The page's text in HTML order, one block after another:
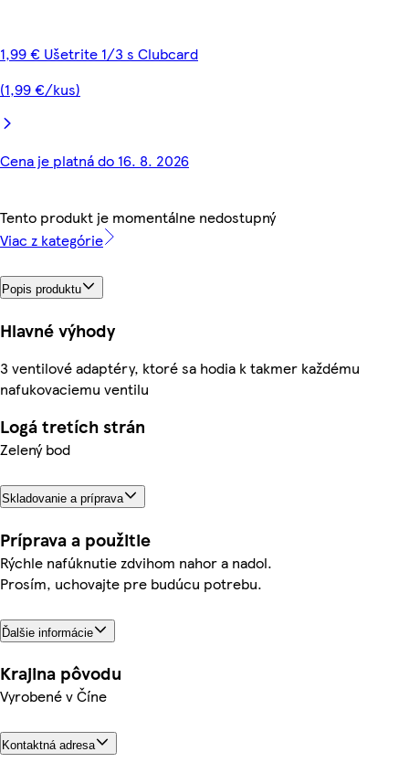
1,99 € Ušetrite 1/3 s Clubcard
(1,99 €/kus)
Cena je platná do 16. 8. 2026
Tento produkt je momentálne nedostupný
Viac z kategórie
Popis produktu
Hlavné výhody
3 ventilové adaptéry, ktoré sa hodia k takmer každému
nafukovaciemu ventilu
Logá tretích strán
Zelený bod
Skladovanie a príprava
Príprava a použitie
Rýchle nafúknutie zdvihom nahor a nadol.
Prosím, uchovajte pre budúcu potrebu.
Ďalšie informácie
Krajina pôvodu
Vyrobené v Číne
Kontaktná adresa